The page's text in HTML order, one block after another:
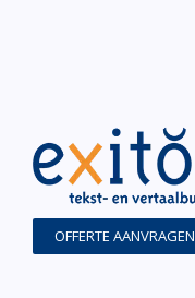
OFFERTE AANVRAGEN